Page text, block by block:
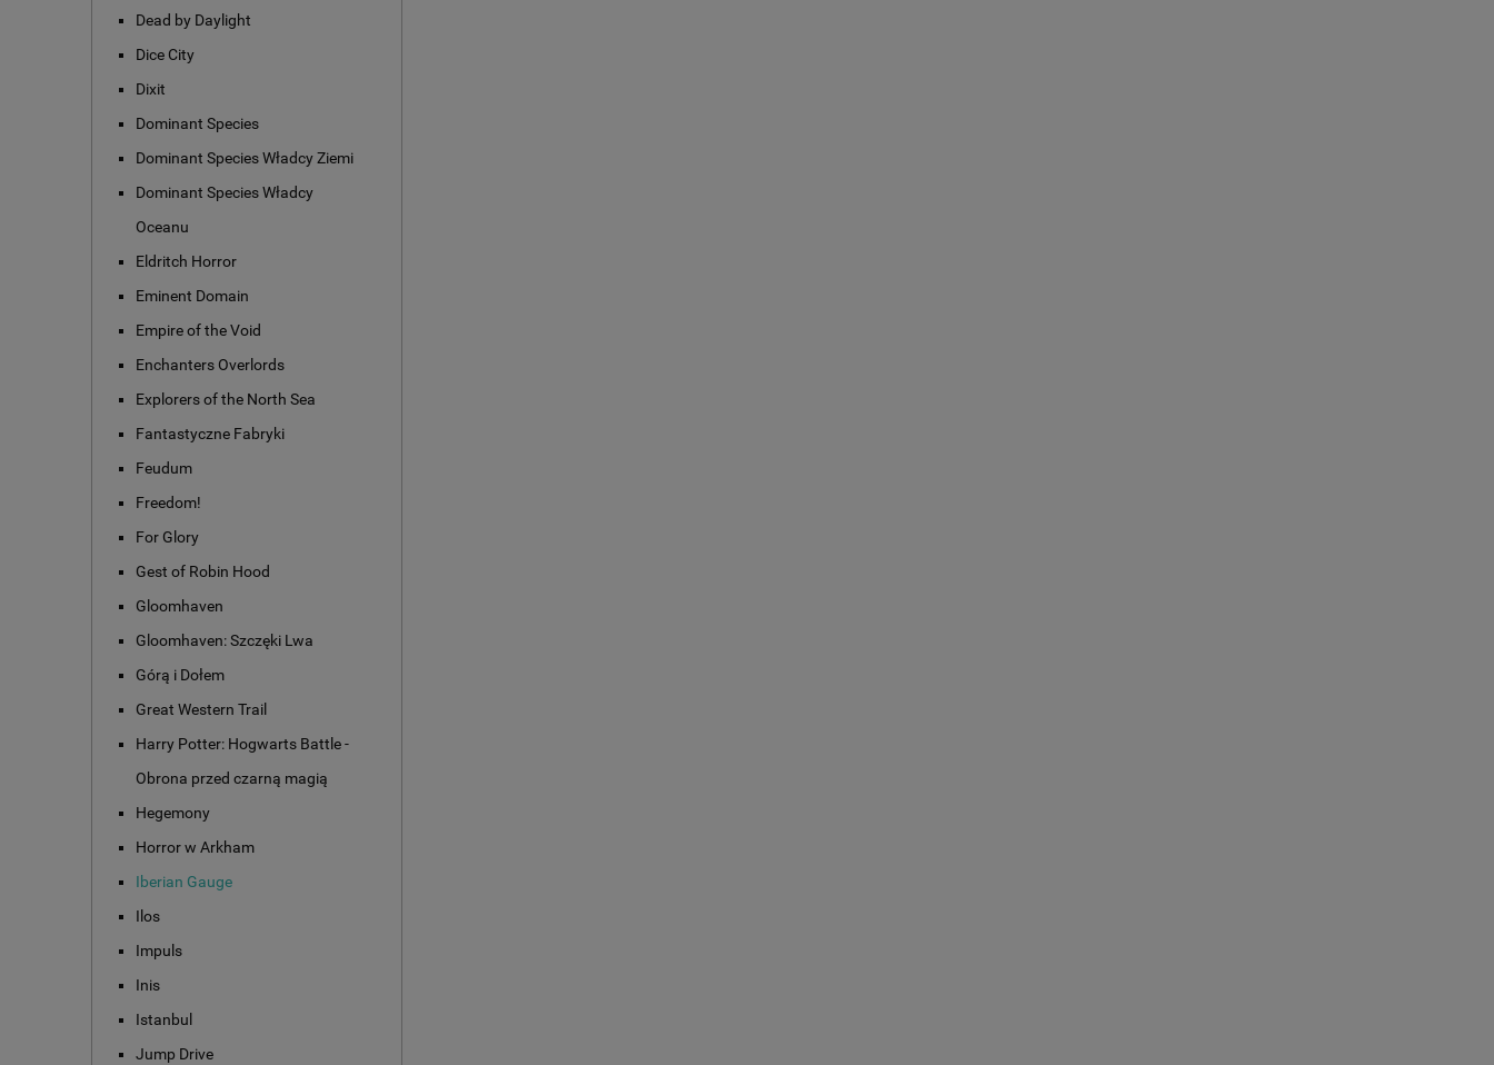
Dead by Daylight
Dice City
Dixit
Dominant Species
Dominant Species Władcy Ziemi
Dominant Species Władcy
Oceanu
Eldritch Horror
Eminent Domain
Empire of the Void
Enchanters Overlords
Explorers of the North Sea
Fantastyczne Fabryki
Feudum
Freedom!
For Glory
Gest of Robin Hood
Gloomhaven
Gloomhaven: Szczęki Lwa
Górą i Dołem
Great Western Trail
Harry Potter: Hogwarts Battle -
Obrona przed czarną magią
Hegemony
Horror w Arkham
Iberian Gauge
Ilos
Impuls
Inis
Istanbul
Jump Drive